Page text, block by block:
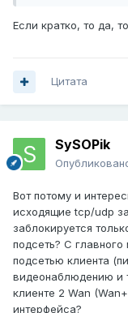
Если кратко, то да,
Цитата
SySOPik
Вот потому и
исходящие tcp/udp
заблокируется
подсеть? С
подсетью клиента
видеонаблюдению и
клиенте 2 Wan
интерфейса?